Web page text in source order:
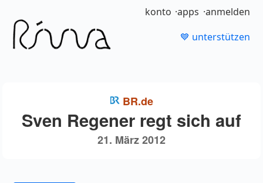
konto apps anmelden
💙 unterstützen
BR.de
Sven Regener regt sich auf
21. März 2012